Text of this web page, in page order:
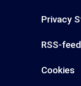
Privacy
RSS-feed
Cookies